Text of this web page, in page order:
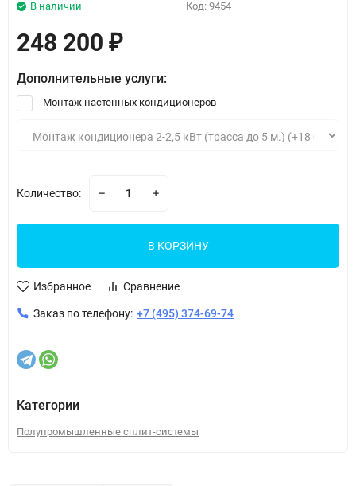
Код: 9454
В наличии
248 200 ₽
Дополнительные услуги:
Монтаж настенных кондиционеров
Количество:
В КОРЗИНУ
Избранное Сравнение
Заказ по телефону: +7 (495) 374-69-74
Категории
Полупромышленные сплит-системы